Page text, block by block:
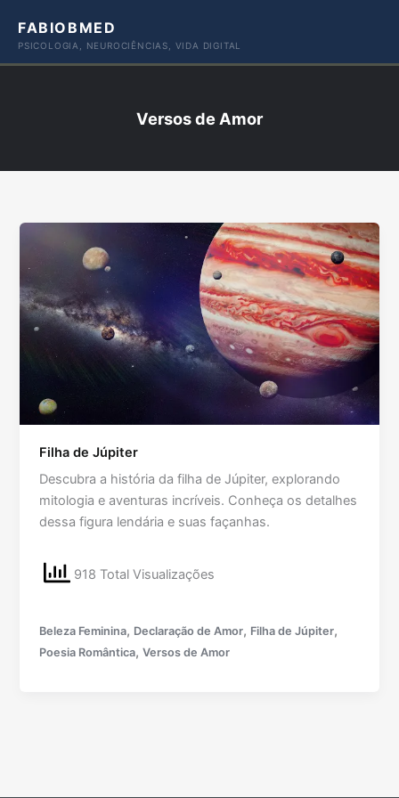
paraFABIOBMED
PSICOLOGIA, NEUROCIÊNCIAS, VIDA DIGITAL
Versos de Amor
Filha de Júpiter
Descubra a história da filha de Júpiter, explorando
mitologia e aventuras incríveis. Conheça os detalhes
dessa figura lendária e suas façanhas.
918 Total Visualizações
Beleza Feminina, Declaração de Amor, Filha de Júpiter,
Poesia Romântica,Versos de Amor